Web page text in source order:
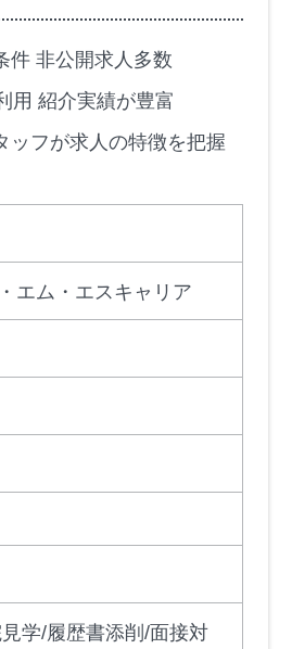
件 非公開求人多数
用 紹介実績が豊富
ッフが求人の特徴を把握
エム・エスキャリア
学/履歴書添削/面接対